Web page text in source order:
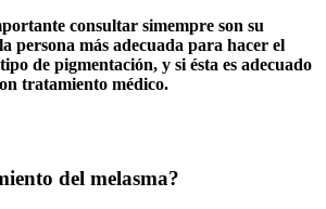
consultar simempre son su
persona más adecuada para hacer el
de pigmentación, y si ésta es adecuado
tratamiento médico.
del melasma?